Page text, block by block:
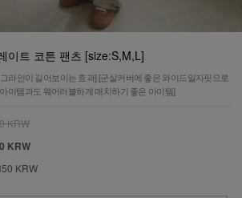
이트 코튼 팬츠 [size:S,M,L]
라인이 길어보이는 효과] [군살커버에 좋은 와이드일자핏으로
이템과도 웨어러블하게 매치하기 좋은 아이템]
KRW
KRW
KRW